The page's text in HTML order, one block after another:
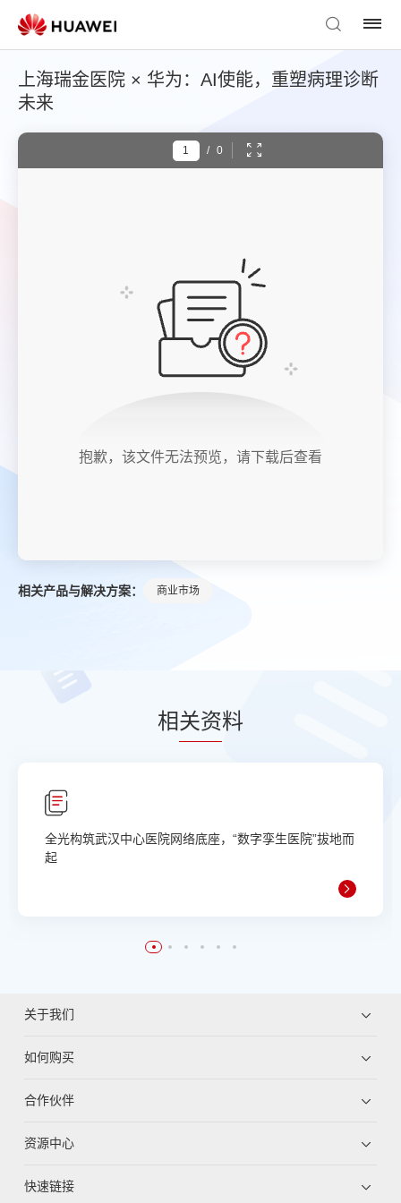
上海瑞金医院 × 华为：AI使能，重塑病理诊断
未来
相关产品与解决方案： 商业市场
/ 0
抱歉，该文件无法预览，请下载后查看
相关资料
全光构筑武汉中心医院网络底座，“数字孪生医院”拔地而
起
关于我们
如何购买
合作伙伴
资源中心
快速链接